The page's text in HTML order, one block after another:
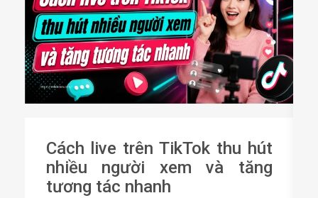
Cách live trên TikTok thu hút
nhiều người xem và tăng
tương tác nhanh